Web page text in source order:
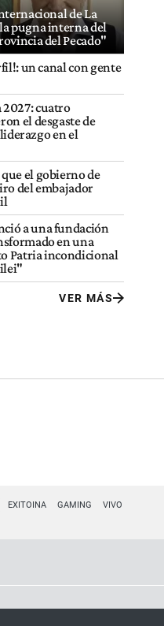
de La
pugna interna del
del Pecado"
un canal con gente
2027: cuatro
el desgaste de
en el
el gobierno de
del embajador
a una fundación
en una
Patria incondicional
VER MÁS
EXITOINA GAMING VIVO